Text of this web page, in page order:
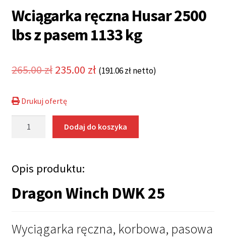
Wciągarka ręczna Husar 2500
lbs z pasem 1133 kg
265.00zł Pierwotna
wynosiła:
265.00 zł.
235.00 złAktualna
235.00 zł.
(191.06złnetto)
Drukuj ofertę
2500
z
kg
Dodaj do koszyka
Opis produktu:
Dragon Winch DWK 25
Wyciągarka ręczna, korbowa, pasowa